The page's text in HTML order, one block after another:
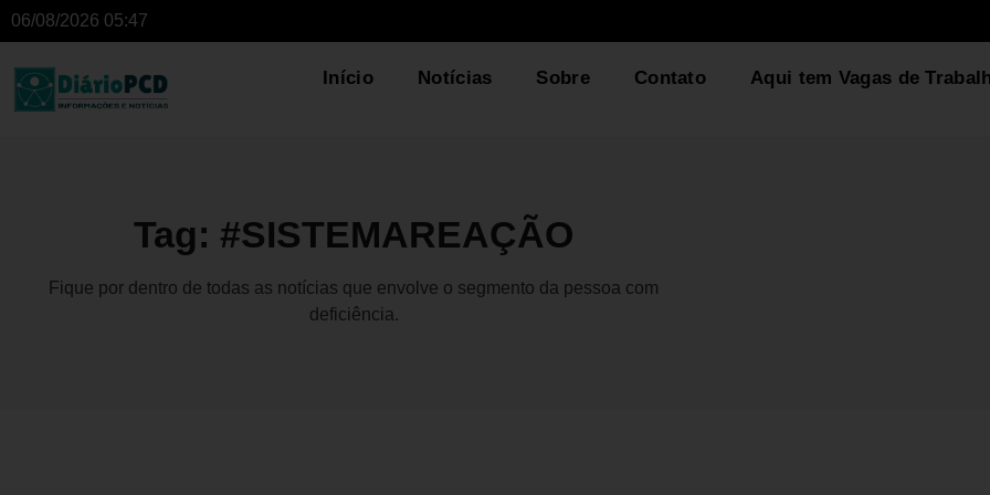
06/08/2026 05:47
Início Notícias Sobre Contato Aqui tem Vagas de
Tag: #SISTEMAREAÇÃO
Fique por dentro de todas as notícias que envolve o segmento da pessoa com
deficiência.